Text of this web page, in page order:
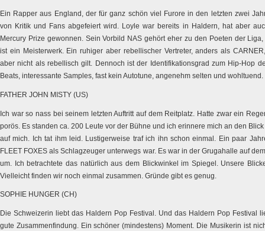
Ein Rapper aus England, der für ganz schön viel Furore in den letzten zwei
von Kritik und Fans abgefeiert wird. Loyle war bereits in Haldern, hat aber
Mercury Prize gewonnen. Sein Vorbild NAS gehört eher zu den Poeten der Liga,
ist ein Meisterwerk. Ein ruhiger aber rebellischer Vertreter, anders als
aber nicht als rebellisch gilt. Dennoch ist der Identifikationsgrad zum Hip-Hop
Beats, interessante Samples, fast kein Autotune, angenehm selten und wohltuend.
FATHER JOHN MISTY (US)
Ich war so nass bei seinem letzten Auftritt auf dem Reitplatz. Hatte zwar ein
porös. Es standen ca. 200 Leute vor der Bühne und ich erinnere mich an den
auf mich. Ich tat ihm leid. Lustigerweise traf ich ihn schon einmal. Ein paar
FLEET FOXES als Schlagzeuger unterwegs war. Es war in der Grugahalle auf
um. Ich betrachtete das natürlich aus dem Blickwinkel im Spiegel. Unsere
Vielleicht finden wir noch einmal zusammen. Gründe gibt es genug.
SOPHIE HUNGER (CH)
Die Schweizerin liebt das Haldern Pop Festival. Und das Haldern Pop Festival
gute Zusammenfindung. Ein schöner (mindestens) Moment. Die Musikerin ist